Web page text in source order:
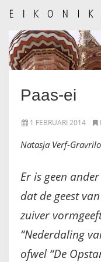
HOME
AANMELDEN
BULLETIN
BULLETIN ARCHIEF
AUTEURSREGISTER
ALGEMEEN
IKOON
Paas-ei
1 FEBRUARI 2014
Natasja Verf-
Er is geen
dat de geest
zuiver
“Nederdaling
ofwel “De